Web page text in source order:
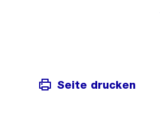
Seite drucken